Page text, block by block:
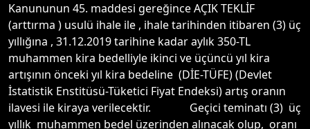
Kanununun 45. maddesi gereğince AÇIK TEKLİF
(arttırma ) usulü ihale ile , ihale tarihinden itibaren (3) üç
yıllığına , 31.12.2019 tarihine kadar aylık 350-TL
muhammen kira bedelliyle ikinci ve üçüncü yıl kira
artışının önceki yıl kira bedeline (DİE-TÜFE) (Devlet
İstatistik Enstitüsü-Tüketici Fiyat Endeksi) artış oranın
ilavesi ile kiraya verilecektir. Geçici teminatı (3) üç
yıllık muhammen bedel üzerinden alınacak olup, oranı